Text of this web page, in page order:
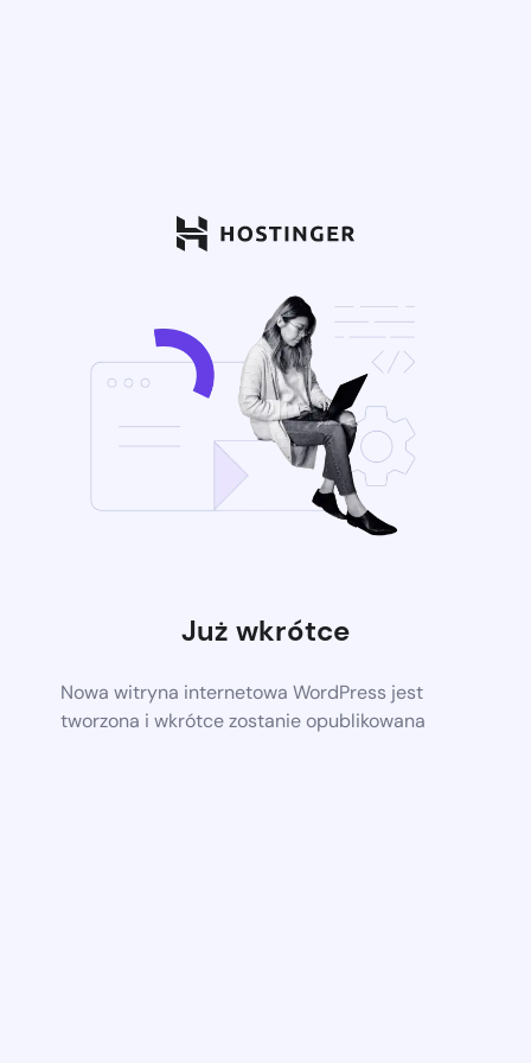
Już wkrótce
Nowa witryna internetowa WordPress jest
tworzona i wkrótce zostanie opublikowana